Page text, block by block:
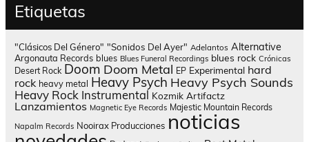
Etiquetas
"Clásicos Del Género" "Sonidos Del Ayer" Adelantos Alternative
Argonauta Records blues Blues Funeral Recordings blues rock Crónicas
Desert Rock Doom Doom Metal EP Experimental hard
rock heavy metal Heavy Psych Heavy Psych Sounds
Heavy Rock Instrumental Kozmik Artifactz
Lanzamientos Magnetic Eye Records Majestic Mountain Records
Napalm Records Nooirax Producciones noticias